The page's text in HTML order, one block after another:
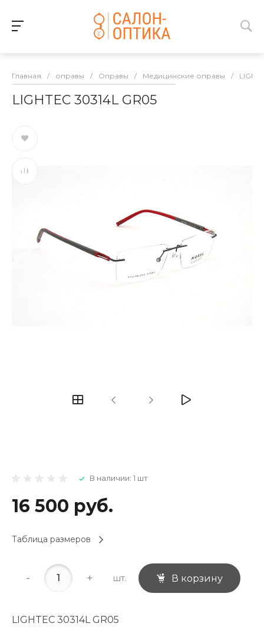
Главная / оправы / Оправы / Медицинские оправы /
LIGHTEC 30314L GR05
В наличии: 1 шт
16 500 руб.
Таблица размеров
- + шт. В корзину
LIGHTEC 30314L GR05